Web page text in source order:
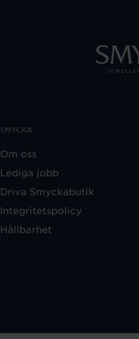
SMYCKA
Om oss
Lediga jobb
Driva Smyckabutik
Integritetspolicy
Hållbarhet